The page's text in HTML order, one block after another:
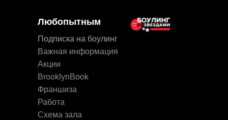
Работа
Схема зала
Важная информация
Подписка на боулинг
Франшиза
Акции
Любопытным
BrooklynBook